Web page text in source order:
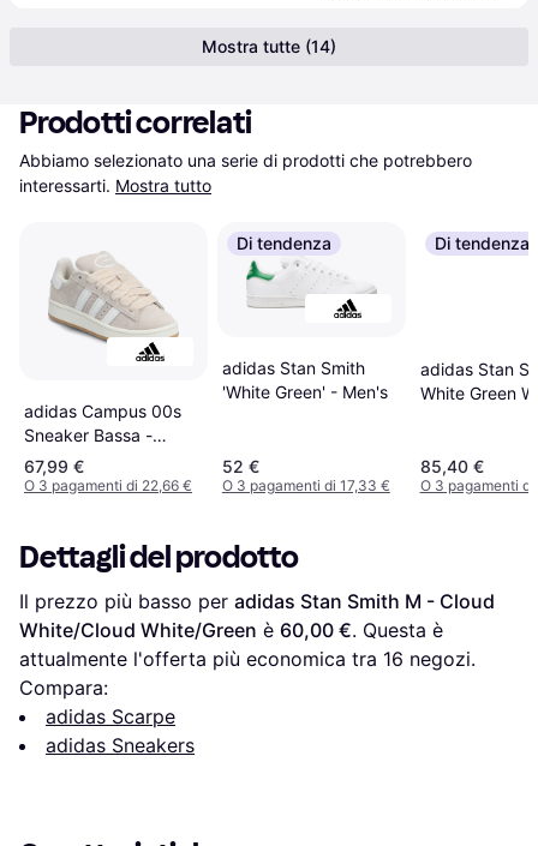
Mostra tutte (14)
Prodotti correlati
Abbiamo selezionato una serie di prodotti che potrebbero
interessarti. Mostra tutto
adidas Campus 00s
Sneaker Bassa -
Bianco Lana
67,99 €
O 3 pagamenti di 22,66 €
Di tendenza
adidas Stan Smith
'White Green' - Men's
52 €
O 3 pagamenti di 17,33 €
Di tendenza
adidas Stan
White Green
85,40 €
O 3 pagamenti
Dettagli del prodotto
Il prezzo più basso per adidas Stan Smith M - Cloud
White/Cloud White/Green è 60,00 €. Questa è
attualmente l'offerta più economica tra 16 negozi.
Compara:
adidas Scarpe
adidas Sneakers